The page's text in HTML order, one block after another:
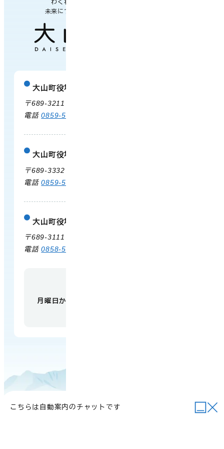
わくわく楽しい
未来につながるまち
大山町役場
〒689-3211 鳥取県西伯郡大山町御来屋328
電話0859-54-3111
大山町役場 大山支所
〒689-3332 鳥取県西伯郡大山町末長500
電話0859-53-3311
大山町役場 中山支所
〒689-3111 鳥取県西伯郡大山町赤坂66
電話0858-58-6111
月曜日から金曜日 午前9時から午後5時
こちらは自動案内のチャットです